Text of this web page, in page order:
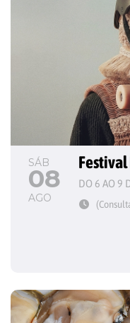
SÁB
08
AGO
Festival
DO 6 AO 9